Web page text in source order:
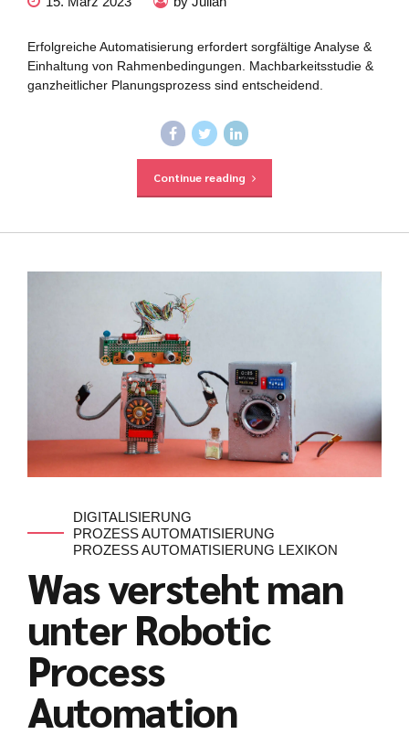
Erfolgreiche Automatisierung erfordert sorgfältige Analyse &
Einhaltung von Rahmenbedingungen. Machbarkeitsstudie &
ganzheitlicher Planungsprozess sind entscheidend.
Continue reading
DIGITALISIERUNG
PROZESS AUTOMATISIERUNG
PROZESS AUTOMATISIERUNG LEXIKON
Was versteht man
unter Robotic
Process
AutomationKundenbewertungen und Erfahrungen zu